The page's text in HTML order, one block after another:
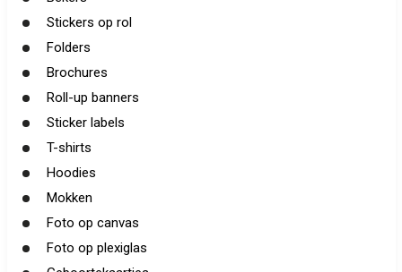
Stickers op rol
Folders
Brochures
Roll-up banners
Sticker labels
T-shirts
Hoodies
Mokken
Foto op canvas
Foto op plexiglas